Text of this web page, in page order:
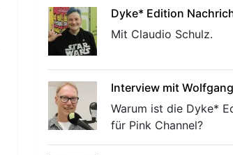
Dyke* Edition
Mit Claudio Schulz.
Interview mit
Warum ist die Dyke*
für Pink Channel?